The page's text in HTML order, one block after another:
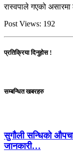
रास्वपाले गएको
Post Views: 192
प्रतिक्रिया दिनुहोस !
सम्बन्धित खबरहरु
सुगौली सन्धिको
जानकारी…